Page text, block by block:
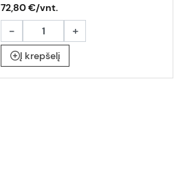
72,80 €/vnt.
- +
Į krepšelį